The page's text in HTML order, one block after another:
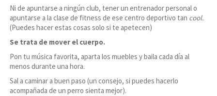
Ni de apuntarse a ningún club, tener un entrenador personal o
apuntarse a la clase de fitness de ese centro deportivo tan cool.
(Puedes hacer estas cosas solo si te apetecen)
Se trata de mover el cuerpo.
Pon tu música favorita, aparta los muebles y baila cada día al
menos durante una hora.
Sal a caminar a buen paso (un consejo, si puedes hacerlo
acompañada de un perro sienta mejor).